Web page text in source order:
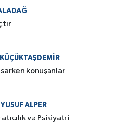
konuşanlar
YUSUF ALPER
ve Psikiyatri